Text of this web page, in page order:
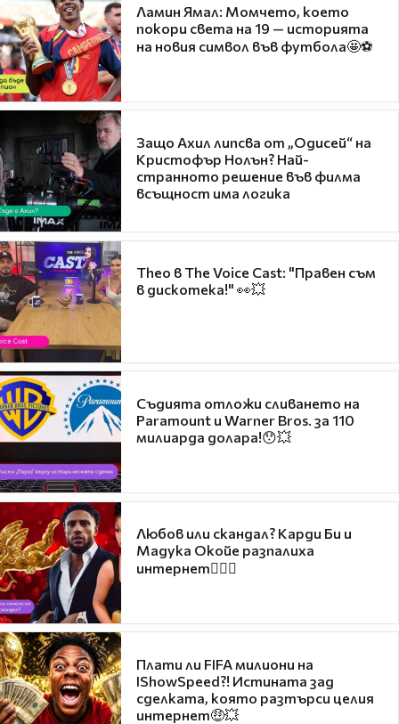
Ламин Ямал: Момчето, което
покори света на 19 — историята
на новия символ във футбола🤩⚽
Защо Ахил липсва от „Одисей“ на
Кристофър Нолън? Най-
странното решение във филма
всъщност има логика
Theo в The Voice Cast: "Правен съм
в дискотека!" 👀💥
Съдията отложи сливането на
Paramount и Warner Bros. за 110
милиарда долара!😯💥
Любов или скандал? Карди Би и
Мадука Окойе разпалиха
интернет❤️‍🔥🔥
Плати ли FIFA милиони на
IShowSpeed?! Истината зад
сделката, която разтърси целия
интернет🤑💥